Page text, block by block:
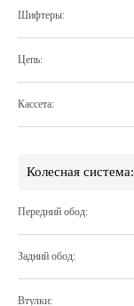
Шифтеры:
Цепь:
Кассета:
Колесная система:
Передний обод:
Задний обод:
Втулки: